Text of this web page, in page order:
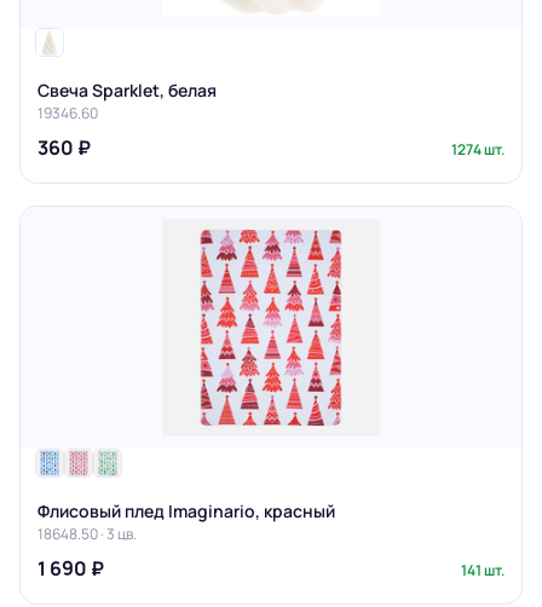
Свеча Sparklet, белая
19346.60
360 ₽ 1274 шт.
Флисовый плед Imaginario, красный
18648.50 · 3 цв.
1 690 ₽ 141 шт.